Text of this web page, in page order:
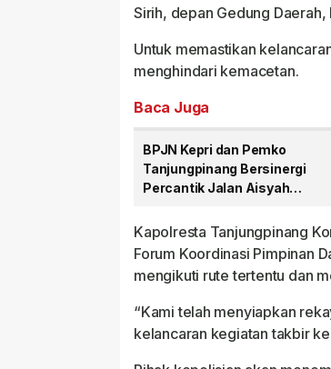
Sirih, depan Gedung
Untuk memastikan
menghindari kemacetan.
Baca Juga
BPJN Kepri dan Pemko
Tanjungpinang Bersinergi
Percantik Jalan Aisyah
Kapolresta Tanjungpinang
Forum Koordinasi Pimpinan
mengikuti rute tertentu dan
“Kami telah menyiapkan
kelancaran kegiatan takbir